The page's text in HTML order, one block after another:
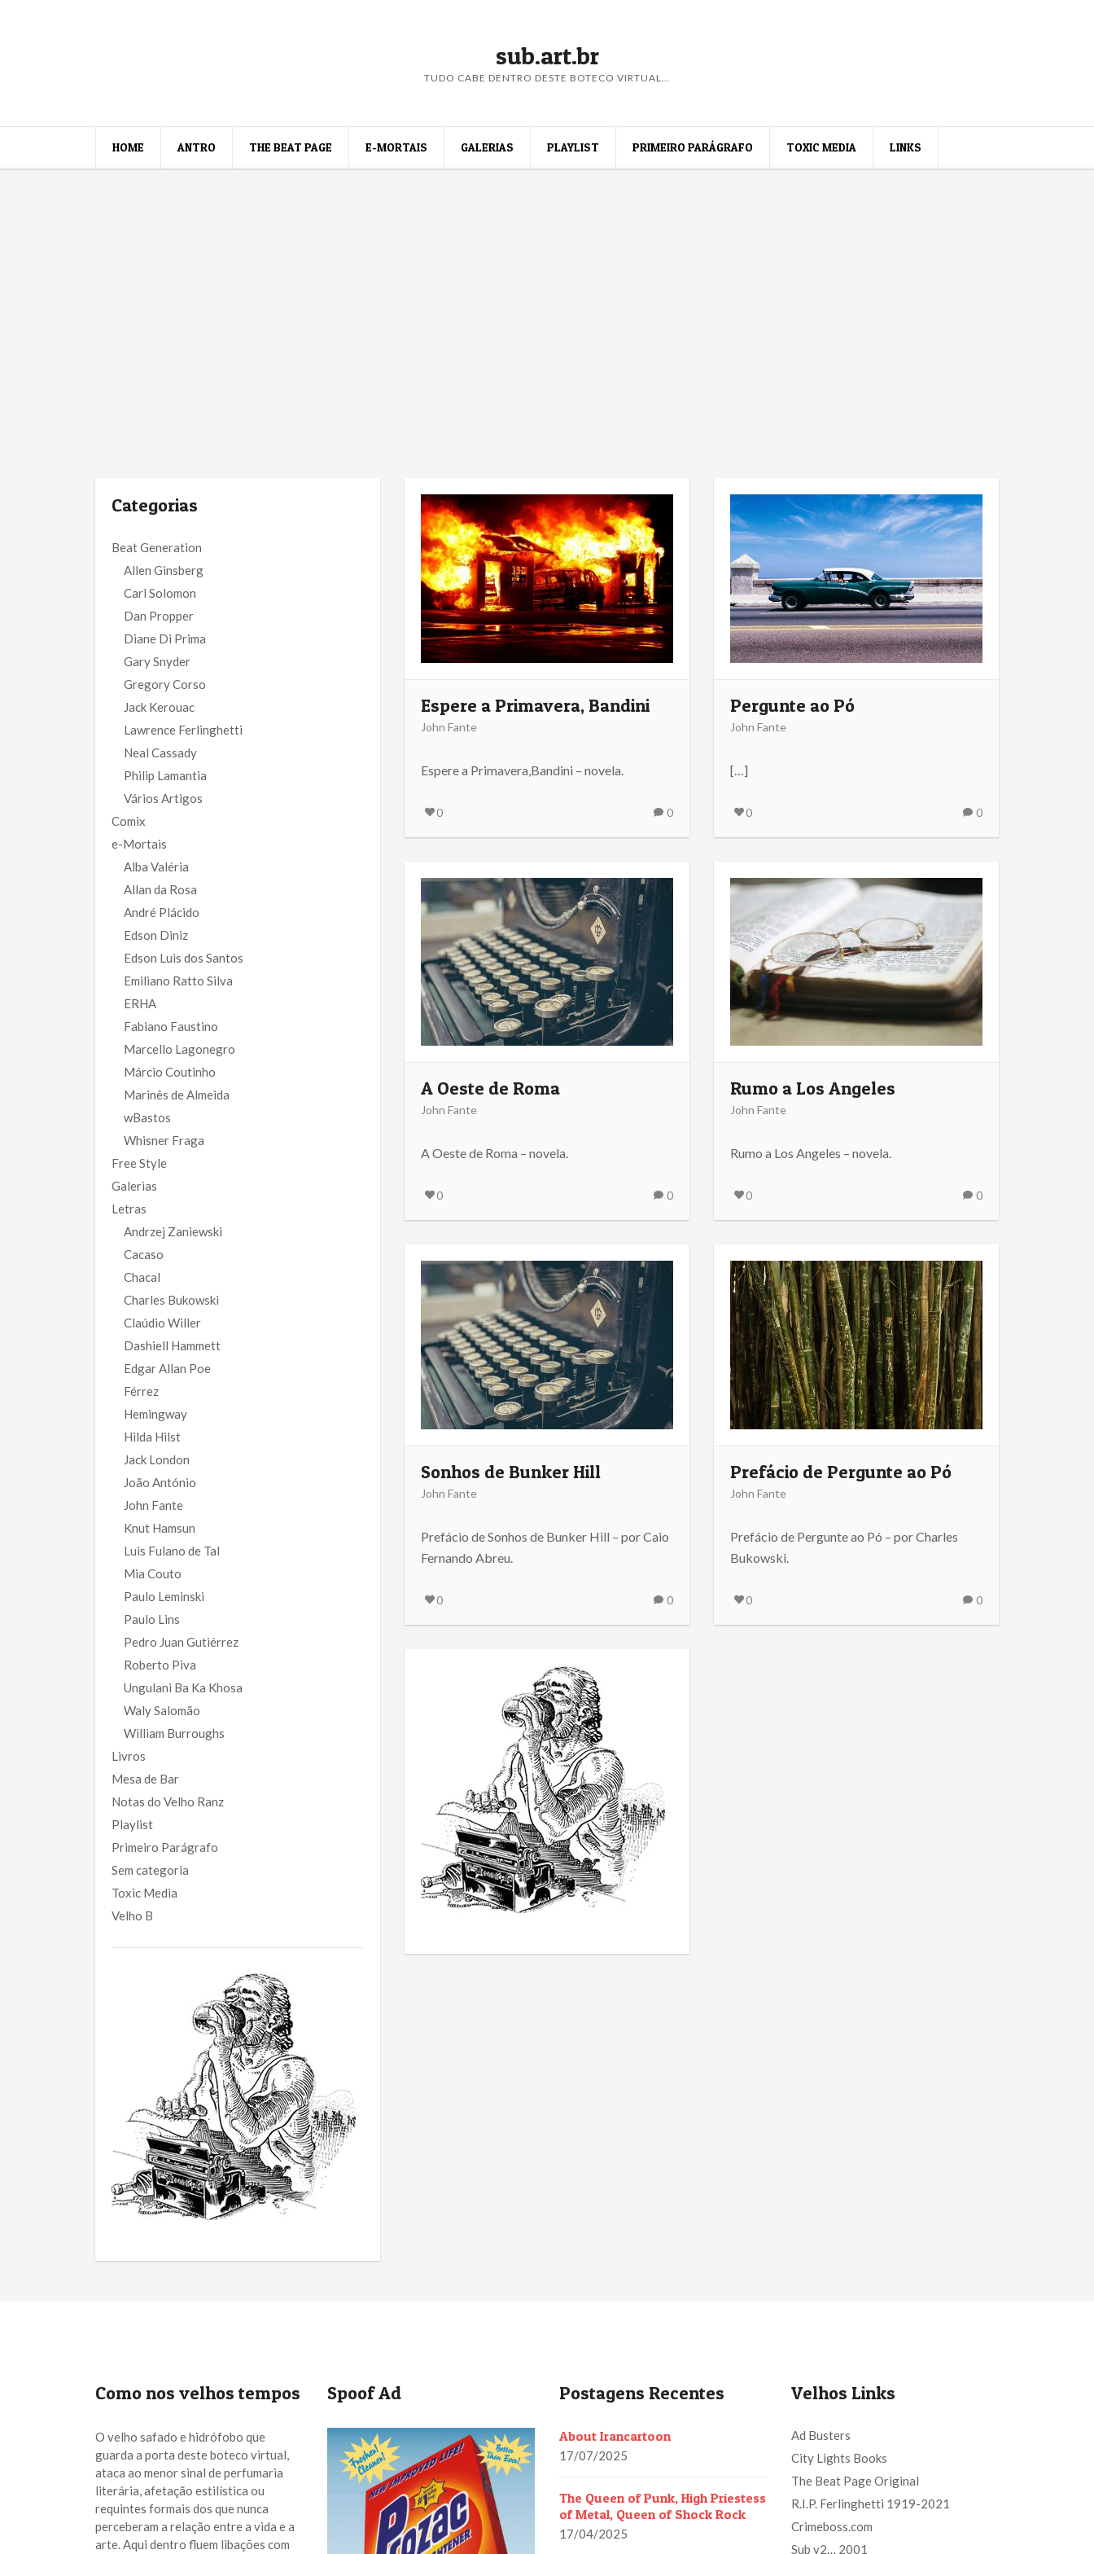
sub.art.br
TUDO CABE DENTRO DESTE BOTECO VIRTUAL…
HOME ANTRO THE BEAT PAGE E-MORTAIS GALERIAS PLAYLIST PRIMEIRO PARÁGRAFO TOXIC MEDIA LINKS
Categorias
Beat Generation
Allen Ginsberg
Carl Solomon
Dan Propper
Diane Di Prima
Gary Snyder
Gregory Corso
Jack Kerouac
Lawrence Ferlinghetti
Neal Cassady
Philip Lamantia
Vários Artigos
Comix
e-Mortais
Alba Valéria
Allan da Rosa
André Plácido
Edson Diniz
Edson Luis dos Santos
Emiliano Ratto Silva
ERHA
Fabiano Faustino
Marcello Lagonegro
Márcio Coutinho
Marinês de Almeida
wBastos
Whisner Fraga
Free Style
Galerias
Letras
Andrzej Zaniewski
Cacaso
Chacal
Charles Bukowski
Claúdio Willer
Dashiell Hammett
Edgar Allan Poe
Férrez
Hemingway
Hilda Hilst
Jack London
João António
John Fante
Knut Hamsun
Luis Fulano de Tal
Mia Couto
Paulo Leminski
Paulo Lins
Pedro Juan Gutiérrez
Roberto Piva
Ungulani Ba Ka Khosa
Waly Salomão
William Burroughs
Livros
Mesa de Bar
Notas do Velho Ranz
Playlist
Primeiro Parágrafo
Sem categoria
Toxic Media
Velho B
Espere a Primavera, Bandini
John Fante
Espere a Primavera,Bandini – novela.
0 0
Pergunte ao Pó
John Fante
[…]
0 0
A Oeste de Roma
John Fante
A Oeste de Roma – novela.
0 0
Rumo a Los Angeles
John Fante
Rumo a Los Angeles – novela.
0 0
Sonhos de Bunker Hill
John Fante
Prefácio de Sonhos de Bunker Hill – por Caio
Fernando Abreu.
0 0
Prefácio de Pergunte ao Pó
John Fante
Prefácio de Pergunte ao Pó – por Charles
Bukowski.
0 0
Como nos velhos tempos
O velho safado e hidrófobo que
guarda a porta deste boteco virtual,
ataca ao menor sinal de perfumaria
literária, afetação estilística ou
requintes formais dos que nunca
perceberam a relação entre a vida e a
arte. Aqui dentro fluem libações com
Spoof Ad Postagens Recentes
About Irancartoon
17/07/2025
The Queen of Punk, High Priestess
of Metal, Queen of Shock Rock
17/04/2025
Velhos Links
Ad Busters
City Lights Books
The Beat Page Original
R.I.P. Ferlinghetti 1919-2021
Crimeboss.com
Sub v2… 2001